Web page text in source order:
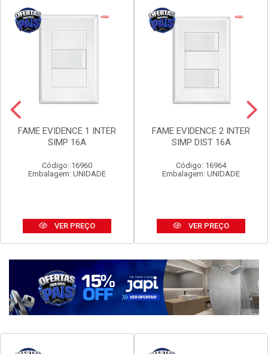
FAME EVIDENCE 1 INTER
SIMP 16A
Código: 16960
Embalagem: UNIDADE
VER PREÇO
FAME EVIDENCE 2 INTER
SIMP DIST 16A
Código: 16964
Embalagem: UNIDADE
VER PREÇO